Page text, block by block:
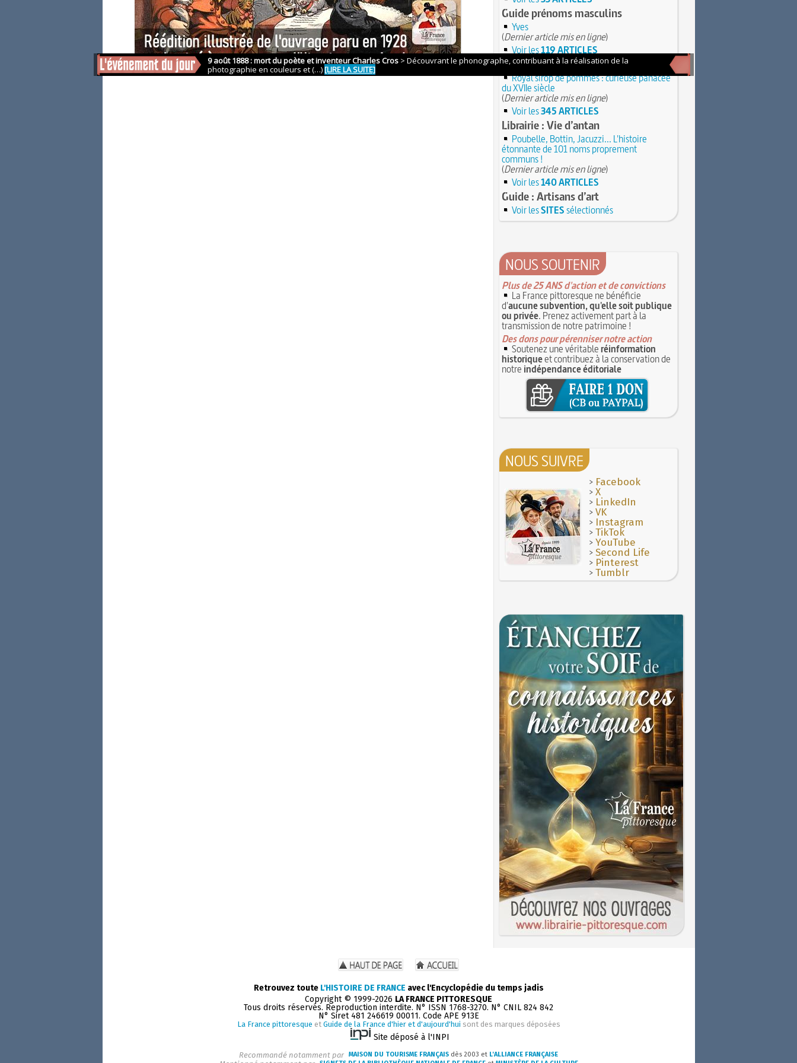
Guide prénoms masculins
Yves
(Dernier article mis en ligne)
Voir les119 ARTICLES
Anecdotes insolites
Royal sirop de pommes : curieuse panacée
du XVIIe siècle
(Dernier article mis en ligne)
Voir les345 ARTICLES
Librairie : Vie d’antan
Poubelle, Bottin, Jacuzzi... L'histoire
étonnante de 101 noms proprement
communs !
(Dernier article mis en ligne)
Voir les140 ARTICLES
Guide : Artisans d’art
Voir lesSITESsélectionnés
NOUS SOUTENIR
Plus de 25 ANS d'action et de convictions
La France pittoresque ne bénéficie
d'aucune subvention, qu'elle soit publique
ou privée. Prenez activement part à la
transmission de notre patrimoine !
Des dons pour pérenniser notre action
Soutenez une véritableréinformation
historiqueet contribuez à la conservation de
notre indépendance éditoriale
NOUS SUIVRE
> Facebook
>X
> LinkedIn
>VK
> Instagram
>TikTok
>YouTube
>Second Life
> Pinterest
>Tumblr
Retrouvez toute L'HISTOIRE DE FRANCE avec l'Encyclopédie du temps jadis
Copyright © 1999-2026 LA FRANCE PITTORESQUE
Tous droits réservés. Reproduction interdite. N° ISSN 1768-3270. N° CNIL 824 842
N° Siret 481 246619 00011. Code APE 913E
La France pittoresque et Guide de la France d'hier et d'aujourd'hui sont des marques déposées
Site déposé à l'INPI
Recommandé notamment par MAISON DU TOURISME FRANÇAIS dès 2003 et L'ALLIANCE FRANÇAISE